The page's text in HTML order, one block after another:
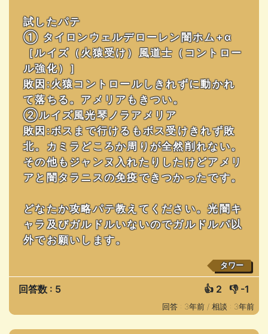
試したパテ
① タイロンウェルデローレン闇ホム+α
［ルイズ（火猿受け）風道士（コントロー
ル強化）］
敗因:火猿コントロールしきれずに動かれ
て落ちる。アメリアもきつい。
②ルイズ風光琴ノラアメリア
敗因:ボスまで行けるもボス受けきれず敗
北。カミラどころか周りが全然削れない。
その他もジャンヌ入れたりしたけどアメリ
アと闇タラニスの免疫できつかったです。
どなたか攻略パテ教えてください。光闇キ
ャラ及びガルドルいないのでガルドルパ以
外でお願いします。
タワー
回答数 : 5 👍 2 👎 -1
回答 : 3年前 / 相談 : 3年前